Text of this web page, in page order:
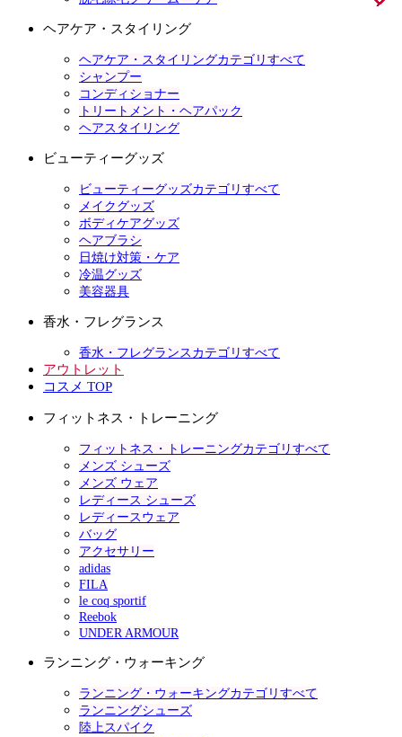
ヘアケア・スタイリング
ヘアケア・スタイリングカテゴリすべて
シャンプー
コンディショナー
トリートメント・ヘアパック
ヘアスタイリング
ビューティーグッズ
ビューティーグッズカテゴリすべて
メイクグッズ
ボディケアグッズ
ヘアブラシ
日焼け対策・ケア
冷温グッズ
美容器具
香水・フレグランス
香水・フレグランスカテゴリすべて
アウトレット
コスメ TOP
フィットネス・トレーニング
フィットネス・トレーニングカテゴリすべて
メンズ シューズ
メンズ ウェア
レディース シューズ
レディースウェア
バッグ
アクセサリー
adidas
FILA
le coq sportif
Reebok
UNDER ARMOUR
ランニング・ウォーキング
ランニング・ウォーキングカテゴリすべて
ランニングシューズ
陸上スパイク